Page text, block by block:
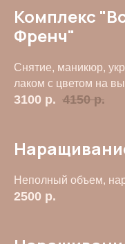
Комплекс
Френч"
Снятие, маникюр,
лаком с цветом на
3100 р. 4150 р.
Неполный объем,
2500 р.
Дарья
Бровист, визажист.
Стаж 9 лет